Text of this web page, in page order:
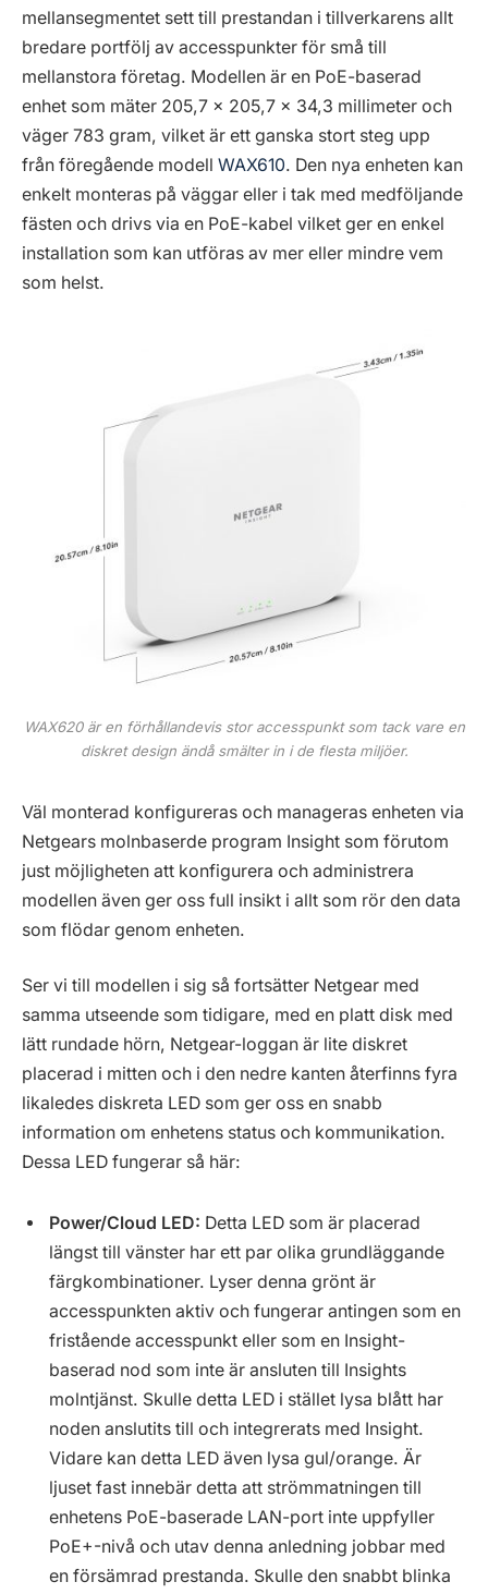
mellansegmentet sett till prestandan i tillverkarens allt
bredare portfölj av accesspunkter för små till
mellanstora företag. Modellen är en PoE-baserad
enhet som mäter 205,7 x 205,7 x 34,3 millimeter och
väger 783 gram, vilket är ett ganska stort steg upp
från föregående modell WAX610. Den nya enheten kan
enkelt monteras på väggar eller i tak med medföljande
fästen och drivs via en PoE-kabel vilket ger en enkel
installation som kan utföras av mer eller mindre vem
som helst.
WAX620 är en förhållandevis stor accesspunkt som tack vare en
diskret design ändå smälter in i de flesta miljöer.
Väl monterad konfigureras och manageras enheten via
Netgears molnbaserde program Insight som förutom
just möjligheten att konfigurera och administrera
modellen även ger oss full insikt i allt som rör den data
som flödar genom enheten.
Ser vi till modellen i sig så fortsätter Netgear med
samma utseende som tidigare, med en platt disk med
lätt rundade hörn, Netgear-loggan är lite diskret
placerad i mitten och i den nedre kanten återfinns fyra
likaledes diskreta LED som ger oss en snabb
information om enhetens status och kommunikation.
Dessa LED fungerar så här:
Power/Cloud LED: Detta LED som är placerad
längst till vänster har ett par olika grundläggande
färgkombinationer. Lyser denna grönt är
accesspunkten aktiv och fungerar antingen som en
fristående accesspunkt eller som en Insight-
baserad nod som inte är ansluten till Insights
molntjänst. Skulle detta LED i stället lysa blått har
noden anslutits till och integrerats med Insight.
Vidare kan detta LED även lysa gul/orange. Är
ljuset fast innebär detta att strömmatningen till
enhetens PoE-baserade LAN-port inte uppfyller
PoE+-nivå och utav denna anledning jobbar med
en försämrad prestanda. Skulle den snabbt blinka